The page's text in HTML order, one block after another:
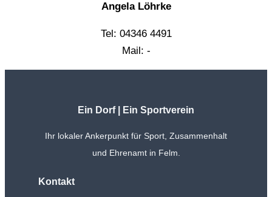
Angela Löhrke
Tel: 04346 4491
Mail: -
Ein Dorf | Ein Sportverein
Ihr lokaler Ankerpunkt für Sport, Zusammenhalt
und Ehrenamt in Felm.
Kontakt